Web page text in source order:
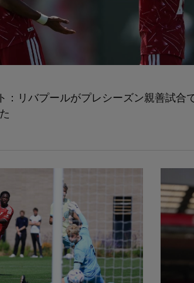
：リバプールがプレシーズン親善試合